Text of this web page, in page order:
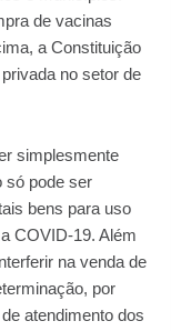
de vacinas
a Constituição
no setor de
simplesmente
só pode ser
bens para uso
COVID-19. Além
na venda de
por
atendimento dos